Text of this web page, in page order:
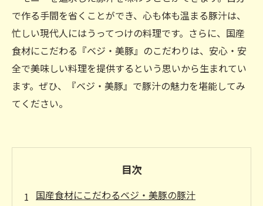
で作る手間を省くことができ、心も体も温まる豚汁は、
忙しい現代人にはうってつけの料理です。さらに、国産
食材にこだわる『ベジ・美豚』のこだわりは、安心・安
全で美味しい料理を提供するという思いから生まれてい
ます。ぜひ、『ベジ・美豚』で豚汁の魅力を堪能してみ
てください。
目次
国産食材にこだわるベジ・美豚の豚汁